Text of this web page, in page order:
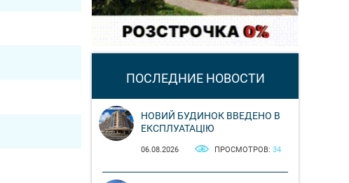
ПОСЛЕДНИЕ НОВОСТИ
НОВИЙ БУДИНОК ВВЕДЕНО В
ЕКСПЛУАТАЦІЮ
06.08.2026 ПРОСМОТРОВ: 34